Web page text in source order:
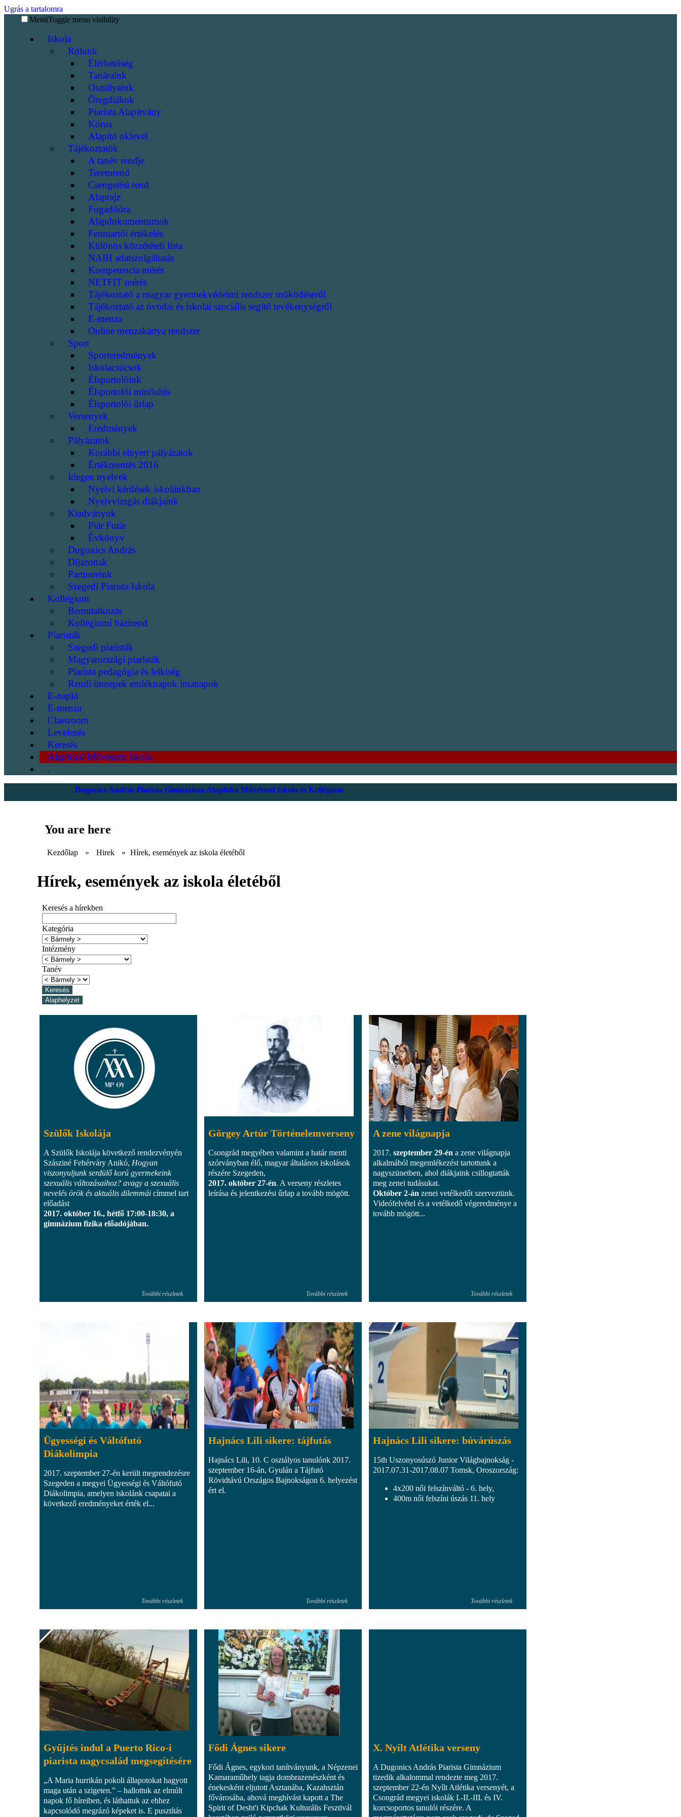
Ugrás a tartalomra
MenüToggle menu visibility
Iskola
Rólunk
Elérhetőség
Tanáraink
Osztályaink
Öregdiákok
Piarista Alapítvány
Kórus
Alapító oklevél
Tájékoztatók
A tanév rendje
Teremrend
Csengetési rend
Alaprajz
Fogadóóra
Alapdokumentumok
Fenntartói értékelés
Különös közzétételi lista
NAIH adatszolgáltatás
Kompetencia mérés
NETFIT mérés
Tájékoztató a magyar gyermekvédelmi rendszer működéséről
Tájékoztató az óvodai és iskolai szociális segítő tevékenységről
E-menza
Online menzakártya rendszer
Sport
Sporteredmények
Iskolacsúcsok
Élsportolóink
Élsportolói minősítés
Élsportolói űrlap
Versenyek
Eredmények
Pályázatok
Korábbi elnyert pályázatok
Értékmentés 2016
Idegen nyelvek
Nyelvi kérdések iskolánkban
Nyelvvizsgás diákjaink
Kiadványok
Piár Futár
Évkönyv
Dugonics András
Díjazottak
Partnereink
Szegedi Piarista Iskola
Kollégium
Bemutatkozás
Kollégiumi házirend
Piaristák
Szegedi piaristák
Magyarországi piaristák
Piarista pedagógia és lelkiség
Rendi ünnepek emléknapok imanapok
E-napló
E-menza
Classroom
Levelezés
Keresés
Alapfokú Művészeti Iskola
.
Dugonics András Piarista Gimnázium Alapfokú Művészeti Iskola és Kollégium
You are here
Kezdőlap » Hirek » Hírek, események az iskola életéből
Hírek, események az iskola életéből
Keresés a hírekben
Kategória
Intézmény
Tanév
Szülők Iskolája
A Szülők Iskolája következő rendezvényén
Szásziné Fehérváry Anikó, Hogyan
viszonyuljunk serdülő korú gyermekeink
szexuális változásaihoz? avagy a szexuális
nevelés örök és aktuális dilemmái címmel tart
előadást
2017. október 16., hétfő 17:00-18:30, a
gimnázium fizika előadójában.
További részletek
Görgey Artúr Történelemverseny
Csongrád megyében valamint a határ menti
szórványban élő, magyar általános iskolások
részére Szegeden,
2017. október 27-én. A verseny részletes
leírása és jelentkezési űrlap a tovább mögött.
További részletek
A zene világnapja
2017. szeptember 29-én a zene világnapja
alkalmából megemlékezést tartottunk a
nagyszünetben, ahol diákjaink csillogtatták
meg zenei tudásukat.
Október 2-án zenei vetélkedőt szerveztünk.
Videófelvétel és a vetélkedő végeredménye a
tovább mögött...
További részletek
Ügyességi és Váltófutó
Diákolimpia
2017. szeptember 27-én került megrendezésre
Szegeden a megyei Ügyességi és Váltófutó
Diákolimpia, amelyen iskolánk csapatai a
következő eredményeket érték el...
További részletek
Hajnács Lili sikere: tájfutás
Hajnács Lili, 10. C osztályos tanulónk 2017.
szeptember 16-án, Gyulán a Tájfutó
Rövidtávú Országos Bajnokságon 6. helyezést
ért el.
További részletek
Hajnács Lili sikere: búvárúszás
15th Uszonyosúszó Junior Világbajnokság -
2017.07.31-2017.08.07 Tomsk, Oroszország:
4x200 női felszínváltó - 6. hely,
400m női felszíni úszás 11. hely
További részletek
Gyűjtés indul a Puerto Rico-i
piarista nagycsalád megsegítésére
„A Maria hurrikán pokoli állapotokat hagyott
maga után a szigeten.” – hallottuk az elmúlt
napok fő híreiben, és láthattuk az ehhez
kapcsolódó megrázó képeket is. E pusztítás
Fődi Ágnes sikere
Fődi Ágnes, egykori tanítványunk, a Népzenei
Kamaraműhely tagja dombrazenészként és
énekesként eljutott Asztanába, Kazahsztán
fővárosába, ahová meghívást kapott a The
Spirit of Desht'i Kipchak Kulturális Fesztivál
X. Nyílt Atlétika verseny
A Dugonics András Piarista Gimnázium
tizedik alkalommal rendezte meg 2017.
szeptember 22-én Nyílt Atlétika versenyét, a
Csongrád megyei iskolák I.-II.-III. és IV.
korcsoportos tanulói részére. A